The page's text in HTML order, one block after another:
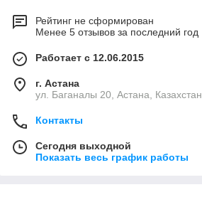
Рейтинг не сформирован
Менее 5 отзывов за последний год
Работает с 12.06.2015
г. Астана
ул. Баганалы 20, Астана, Казахстан
Контакты
Сегодня выходной
Показать весь график работы